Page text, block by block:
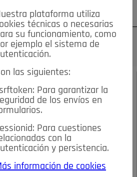
¿Olvidó su contraseña?
GARCÍA-
plataforma utiliza
técnicas o necesarias
su funcionamiento, como
ejemplo el sistema de
las siguientes:
Para garantizar la
de los envíos en
Para cuestiones
con la
y persistencia.
información de cookies